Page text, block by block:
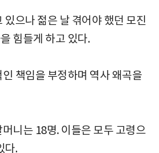
있으나 젊은 날 겪어야 했던 모진
힘들게 하고 있다.
책임을 부정하며 역사 왜곡을
니는 18명. 이들은 모두 고령으
다.